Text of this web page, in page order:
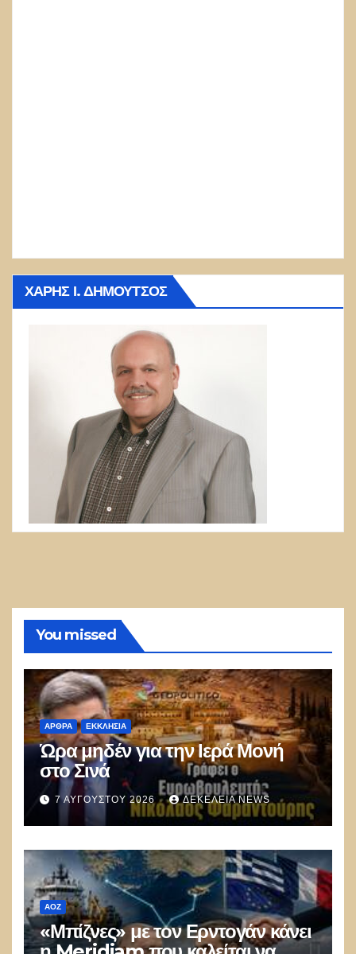
ΧΆΡΗΣ Ι. ΔΗΜΟΎΤΣΟΣ
You missed
ΑΡΘΡΑ ΕΚΚΛΗΣΊΑ
Ώρα μηδέν για την Ιερά Μονή
στο Σινά
7 ΑΥΓΟΎΣΤΟΥ 2026 ΔΕΚΈΛΕΙΑ NEWS
ΑΟΖ
«Μπίζνες» με τον Ερντογάν κάνει